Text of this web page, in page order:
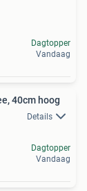
Dagtopper
Vandaag
40cm hoog
Details
Dagtopper
Vandaag